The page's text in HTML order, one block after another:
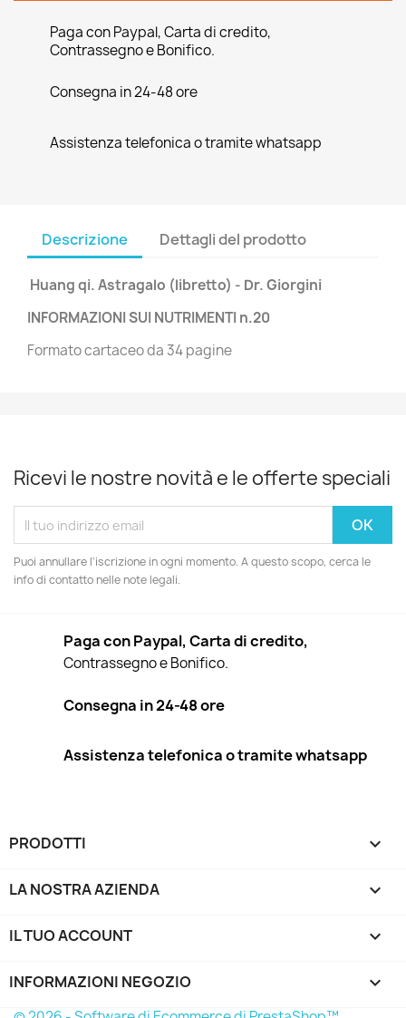
Paga con Paypal, Carta di credito,
Contrassegno e Bonifico.
Consegna in 24-48 ore
Assistenza telefonica o tramite whatsapp
Descrizione Dettagli del prodotto
Huang qi. Astragalo (libretto) - Dr. Giorgini
INFORMAZIONI SUI NUTRIMENTI n.20
Formato cartaceo da 34 pagine
Ricevi le nostre novità e le offerte speciali
Puoi annullare l'iscrizione in ogni momento. A questo scopo, cerca le
info di contatto nelle note legali.
Paga con Paypal, Carta di credito,
Contrassegno e Bonifico.
Consegna in 24-48 ore
Assistenza telefonica o tramite whatsapp
PRODOTTI 
LA NOSTRA AZIENDA 
IL TUO ACCOUNT 
INFORMAZIONI NEGOZIO keyboard_arrow_down